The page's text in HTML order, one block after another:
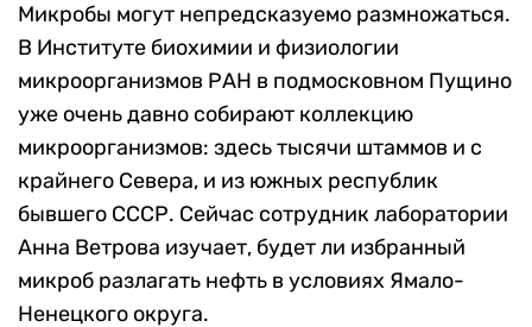
Микробы могут непредсказуемо размножаться.
В Институте биохимии и физиологии
микроорганизмов РАН в подмосковном Пущино
уже очень давно собирают коллекцию
микроорганизмов: здесь тысячи штаммов и с
крайнего Севера, и из южных республик
бывшего СССР. Сейчас сотрудник лаборатории
Анна Ветрова изучает, будет ли избранный
микроб разлагать нефть в условиях Ямало-
Ненецкого округа.